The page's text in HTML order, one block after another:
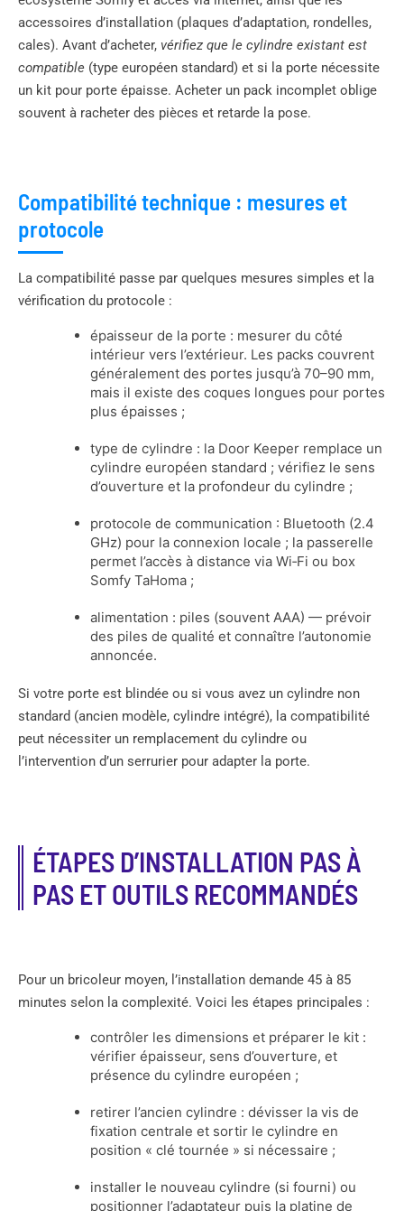
accessoires d’installation (plaques d’adaptation, rondelles,
cales). Avant d’acheter, vérifiez que le cylindre existant est
compatible (type européen standard) et si la porte nécessite
un kit pour porte épaisse. Acheter un pack incomplet oblige
souvent à racheter des pièces et retarde la pose.
Compatibilité technique : mesures et
protocole
La compatibilité passe par quelques mesures simples et la
vérification du protocole :
épaisseur de la porte : mesurer du côté
intérieur vers l’extérieur. Les packs couvrent
généralement des portes jusqu’à 70–90 mm,
mais il existe des coques longues pour portes
plus épaisses ;
type de cylindre : la Door Keeper remplace un
cylindre européen standard ; vérifiez le sens
d’ouverture et la profondeur du cylindre ;
protocole de communication : Bluetooth (2.4
GHz) pour la connexion locale ; la passerelle
permet l’accès à distance via Wi‑Fi ou box
Somfy TaHoma ;
alimentation : piles (souvent AAA) — prévoir
des piles de qualité et connaître l’autonomie
annoncée.
Si votre porte est blindée ou si vous avez un cylindre non
standard (ancien modèle, cylindre intégré), la compatibilité
peut nécessiter un remplacement du cylindre ou
l’intervention d’un serrurier pour adapter la porte.
ÉTAPES D’INSTALLATION PAS À
PAS ET OUTILS RECOMMANDÉS
Pour un bricoleur moyen, l’installation demande 45 à 85
minutes selon la complexité. Voici les étapes principales :
contrôler les dimensions et préparer le kit :
vérifier épaisseur, sens d’ouverture, et
présence du cylindre européen ;
retirer l’ancien cylindre : dévisser la vis de
fixation centrale et sortir le cylindre en
position « clé tournée » si nécessaire ;
installer le nouveau cylindre (si fourni) ou
positionner l’adaptateur puis la platine de